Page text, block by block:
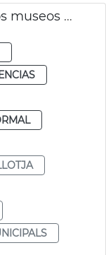
Aumento de las visitas en los museos y monumentos de València